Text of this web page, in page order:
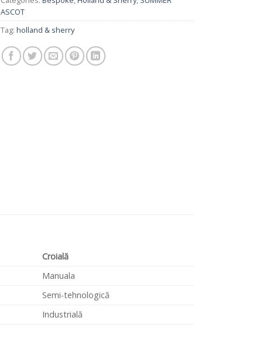
ASCOT
Tag: holland & sherry
Croială
Manuala
Semi-tehnologică
Industrială